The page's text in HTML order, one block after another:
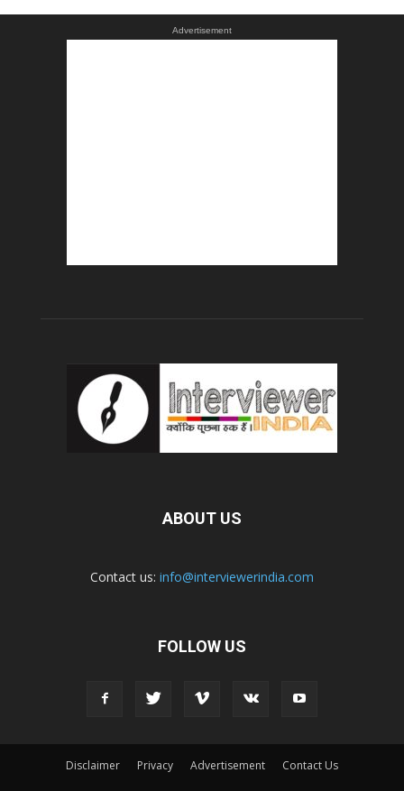
Advertisement
ABOUT US
Contact us: info@interviewerindia.com
FOLLOW US
Disclaimer Privacy Advertisement Contact Us